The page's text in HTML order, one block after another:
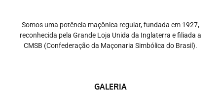
Somos uma potência maçônica regular, fundada em 1927,
reconhecida pela Grande Loja Unida da Inglaterra e filiada a
CMSB (Confederação da Maçonaria Simbólica do Brasil).
GALERIA